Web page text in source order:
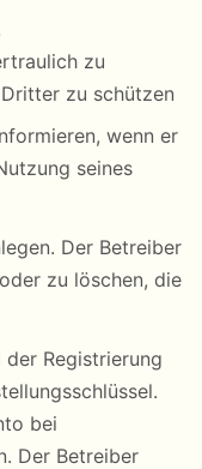
zu
zu schützen
wenn er
seines
Der Betreiber
zu löschen, die
der Registrierung
bei
Der Betreiber